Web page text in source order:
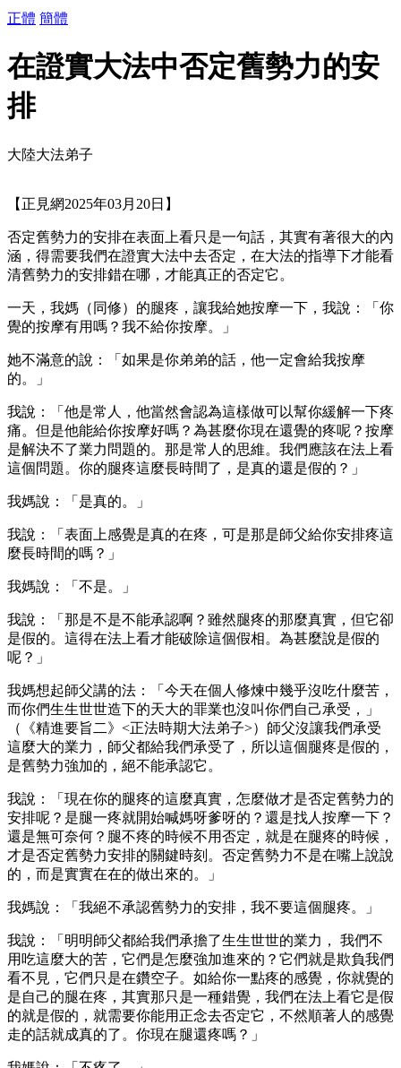
正體 簡體
在證實大法中否定舊勢力的安
排
大陸大法弟子
【正見網2025年03月20日】
否定舊勢力的安排在表面上看只是一句話，其實有著很大的內
涵，得需要我們在證實大法中去否定，在大法的指導下才能看
清舊勢力的安排錯在哪，才能真正的否定它。
一天，我媽（同修）的腿疼，讓我給她按摩一下，我說：「你
覺的按摩有用嗎？我不給你按摩。」
她不滿意的說：「如果是你弟弟的話，他一定會給我按摩
的。」
我說：「他是常人，他當然會認為這樣做可以幫你緩解一下疼
痛。但是他能給你按摩好嗎？為甚麼你現在還覺的疼呢？按摩
是解決不了業力問題的。那是常人的思維。我們應該在法上看
這個問題。你的腿疼這麼長時間了，是真的還是假的？」
我媽說：「是真的。」
我說：「表面上感覺是真的在疼，可是那是師父給你安排疼這
麼長時間的嗎？」
我媽說：「不是。」
我說：「那是不是不能承認啊？雖然腿疼的那麼真實，但它卻
是假的。這得在法上看才能破除這個假相。為甚麼說是假的
呢？」
我媽想起師父講的法：「今天在個人修煉中幾乎沒吃什麼苦，
而你們生生世世造下的天大的罪業也沒叫你們自己承受，」
（《精進要旨二》<正法時期大法弟子>）師父沒讓我們承受
這麼大的業力，師父都給我們承受了，所以這個腿疼是假的，
是舊勢力強加的，絕不能承認它。
我說：「現在你的腿疼的這麼真實，怎麼做才是否定舊勢力的
安排呢？是腿一疼就開始喊媽呀爹呀的？還是找人按摩一下？
還是無可奈何？腿不疼的時候不用否定，就是在腿疼的時候，
才是否定舊勢力安排的關鍵時刻。否定舊勢力不是在嘴上說說
的，而是實實在在的做出來的。」
我媽說：「我絕不承認舊勢力的安排，我不要這個腿疼。」
我說：「明明師父都給我們承擔了生生世世的業力， 我們不
用吃這麼大的苦，它們是怎麼強加進來的？它們就是欺負我們
看不見，它們只是在鑽空子。如給你一點疼的感覺，你就覺的
是自己的腿在疼，其實那只是一種錯覺，我們在法上看它是假
的就是假的，就需要你能用正念去否定它，不然順著人的感覺
走的話就成真的了。你現在腿還疼嗎？」